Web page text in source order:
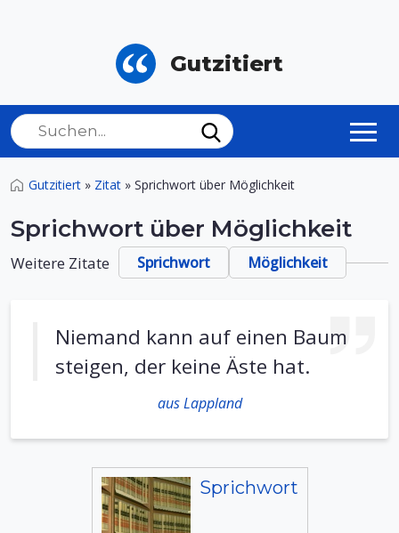
Gutzitiert
Gutzitiert » Zitat » Sprichwort über Möglichkeit
Sprichwort über Möglichkeit
Weitere Zitate Sprichwort Möglichkeit
Niemand kann auf einen Baum
steigen, der keine Äste hat.
aus Lappland
Sprichwort